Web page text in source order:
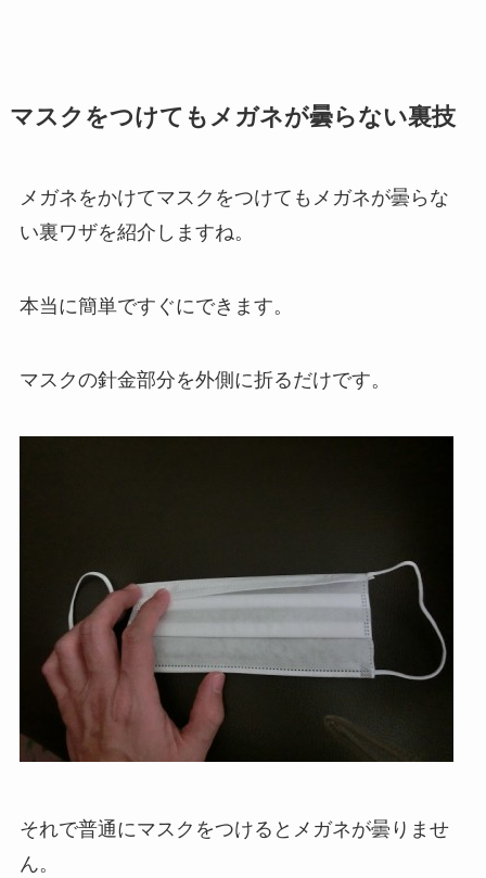
マスクをつけてもメガネが曇らない裏技
メガネをかけてマスクをつけてもメガネが曇らな
い裏ワザを紹介しますね。
本当に簡単ですぐにできます。
マスクの針金部分を外側に折るだけです。
それで普通にマスクをつけるとメガネが曇りませ
ん。